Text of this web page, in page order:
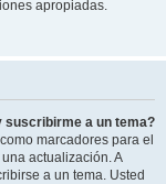
apropiadas.
suscribirme a un tema?
marcadores para el
actualización. A
a un tema. Usted